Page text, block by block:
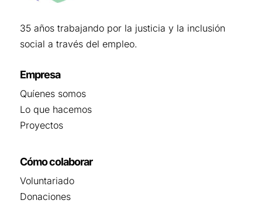
35 años trabajando por la justicia y la inclusión
social a través del empleo.
Empresa
Quíenes somos
Lo que hacemos
Proyectos
Cómo colaborar
Voluntariado
Donaciones